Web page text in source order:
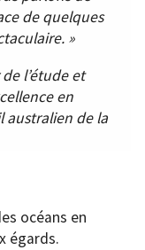
de quelques
»
l’étude et
en
australien de la
océans en
égards.